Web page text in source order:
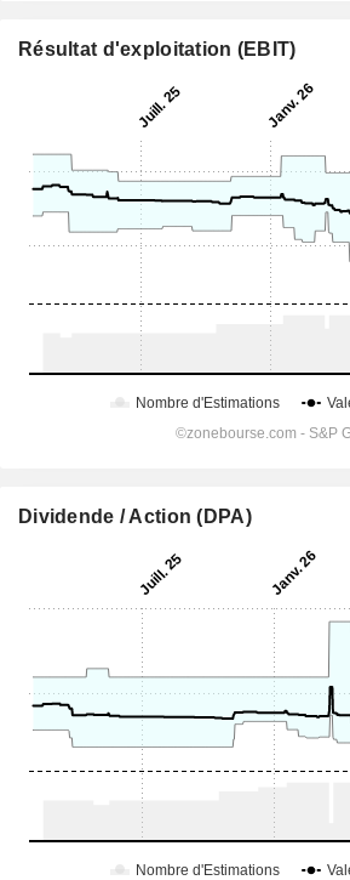
Résultat d'exploitation (EBIT)
Dividende / Action (DPA)